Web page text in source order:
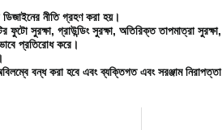
ডিজাইনের নীতি গ্রহণ করা হয়।
সুরক্ষা, গ্রাউন্ডিং সুরক্ষা, অতিরিক্ত তাপমাত্রা
প্রতিরোধ করে।
বন্ধ করা হবে এবং ব্যক্তিগত এবং সরঞ্জাম